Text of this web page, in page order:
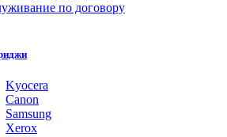
по договору
Kyocera
Canon
Samsung
Xerox